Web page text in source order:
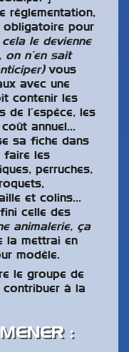
réglementation,
obligatoire pour
le devienne
on n’en sait
vous
avec une
contenir les
de l’espèce, les
coût annuel…
sa fiche dans
faire les
perruches,
et colins…
celle des
animalerie, ça
la mettrai en
modèle.
le groupe de
à la
: